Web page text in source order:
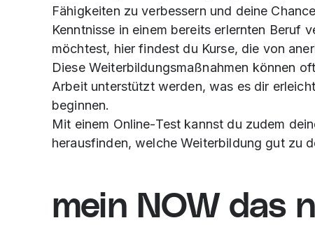
Fähigkeiten zu verbessern und deine
Kenntnisse in einem bereits erlernten Beruf
möchtest, hier findest du Kurse, die von
Diese Weiterbildungsmaßnahmen können
Arbeit unterstützt werden, was es dir
beginnen.
Mit einem Online-Test kannst du zudem
herausfinden, welche Weiterbildung gut zu
mein NOW das